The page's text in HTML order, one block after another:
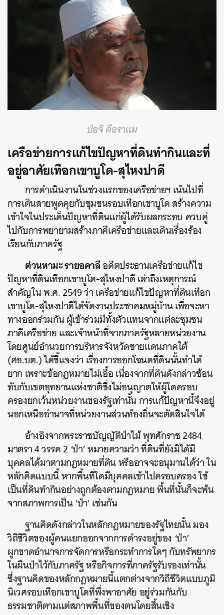
ป่อจิ ดือราแม
เครือข่ายการแก้ไขปัญหาที่ดินทำกินและที่
อยู่อาศัยเทือกเขาบูโด-สุไหงปาดี
การดำเนินงานในช่วงแรกของเครือข่ายฯ เน้นไปที่
การเดินสายพูดคุยกับชุมชนรอบเทือกเขาบูโด สร้างความ
เข้าใจในประเด็นปัญหาที่ดินแก่ผู้ได้รับผลกระทบ ควบคู่
ไปกับการพยายามสร้างภาคีเครือข่ายและเดินเรื่องร้อง
เรียนกับภาครัฐ
ต่วนหามะ รายอคาลีอดีตประธานเครือข่ายแก้ไข
ปัญหาที่ดินเทือกเขาบูโด-สุไหงปาดี เล่าถึงเหตุการณ์
สำคัญใน พ.ศ. 2549 ว่า เครือข่ายแก้ไขปัญหาที่ดินเทือก
เขาบูโด-สุไหงปาดีได้จัดงานประชาคมหมู่บ้าน เพื่อจะหา
ทางออกร่วมกัน ผู้เข้าร่วมมีทั้งตัวแทนจากแต่ละชุมชน
ภาคีเครือข่าย และเจ้าหน้าที่จากภาครัฐหลายหน่วยงาน
โดยศูนย์อำนวยการบริหารจังหวัดชายแดนภาคใต้
(ศอ.บต.) ได้ชี้แจงว่า เรื่องการออกโฉนดที่ดินนั้นทำได้
ยาก เพราะข้อกฎหมายไม่เอื้อ เนื่องจากที่ดินดังกล่าวซ้อน
ทับกับเขตอุทยานแห่งชาติซึ่งไม่อนุญาตให้ผู้ใดครอบ
ครองยกเว้นหน่วยงานของรัฐเท่านั้น การแก้ปัญหานี้จึงอยู่
นอกเหนืออำนาจที่หน่วยงานส่วนท้องถิ่นจะตัดสินใจได้
อ้างอิงจากพระราชบัญญัติป่าไม้ พุทศักราช 2484
มาตรา 4 วรรค 2 ‘ป่า’ หมายความว่า ที่ดินที่ยังมิได้มี
บุคคลได้มาตามกฎหมายที่ดิน หรืออาจจะอนุมานได้ว่า ใน
หลักคิดแบบนี้ หากพื้นที่ใดมีบุคคลเข้าไปครอบครอง ใช้
เป็นที่ดินทำกินอย่างถูกต้องตามกฎหมาย พื้นที่นั้นก็จะพ้น
จากสภาพการเป็น ‘ป่า’ เช่นกัน
ฐานคิดดังกล่าวในหลักกฎหมายของรัฐไทยนั้น มอง
วิถีชีวิตของผู้คนแยกออกจากการดำรงอยู่ของ ‘ป่า’
ผูกขาดอำนาจการจัดการหรือกระทำการใดๆ กับทรัพยากร
ในผืนป่าไว้กับภาครัฐ หรือกิจการที่ภาครัฐรับรองเท่านั้น
ซึ่งฐานคิดของหลักกฎหมายนี้แตกต่างจากวิถีชีวิตแบบภูมิ
นิเวศรอบเทือกเขาบูโดที่พึ่งพาอาศัย อยู่ร่วมกันกับ
ธรรมชาติตามแต่สภาพพื้นที่ของตนโดยสิ้นเชิง